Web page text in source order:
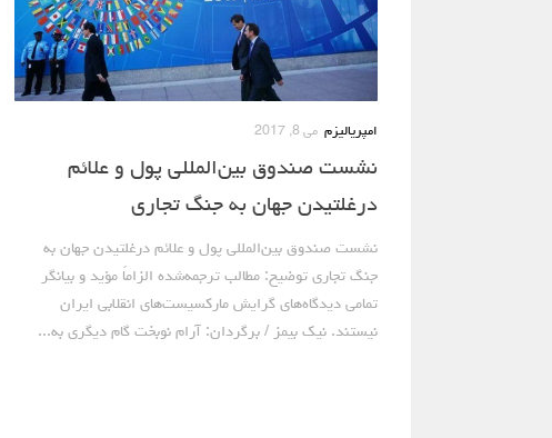
امپریالیزم می 8, 2017
نشست صندوق بین‌المللی پول و علائم
درغلتیدن جهان به جنگ تجاری
نشست صندوق بین‌المللی پول و علائم درغلتیدن جهان به
جنگ تجاری توضیح: مطالب ترجمه‌شده الزاماً مؤید و بیانگر
تمامی دیدگاه‌های گرایش مارکسیست‌های انقلابی ایران
نیستند. نیک بیمز / برگردان: آرام نوبخت گام دیگری به...